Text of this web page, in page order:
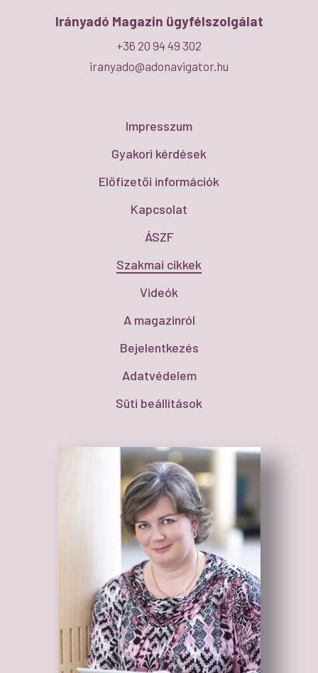
Irányadó Magazin ügyfélszolgálat
+36 20 94 49 302
iranyado@adonavigator.hu
Impresszum
Gyakori kérdések
Előfizetői információk
Kapcsolat
ÁSZF
Szakmai cikkek
Videók
A magazinról
Bejelentkezés
Adatvédelem
Süti beállítások